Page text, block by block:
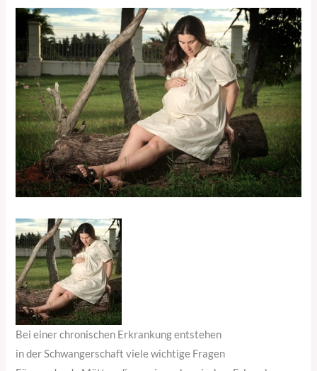
Bei einer chronischen Erkrankung entstehen
in der Schwangerschaft viele wichtige Fragen